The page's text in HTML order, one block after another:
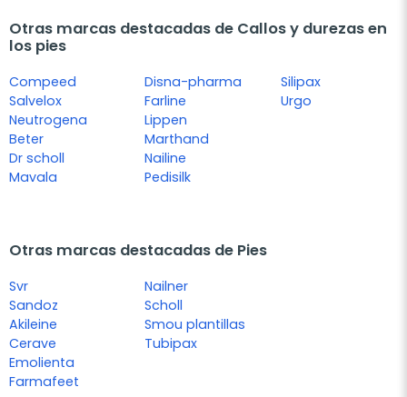
Otras marcas destacadas de Callos y durezas en
los pies
Compeed
Salvelox
Neutrogena
Beter
Dr scholl
Mavala
Disna-pharma
Farline
Lippen
Marthand
Nailine
Pedisilk
Silipax
Urgo
Otras marcas destacadas de Pies
Svr
Sandoz
Akileine
Cerave
Emolienta
Farmafeet
Nailner
Scholl
Smou plantillas
Tubipax